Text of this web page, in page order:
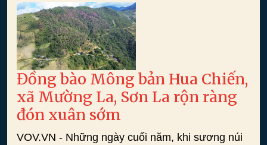
Đồng bào Mông bản Hua Chiến,
xã Mường La, Sơn La rộn ràng
đón xuân sớm
VOV.VN - Những ngày cuối năm, khi sương núi